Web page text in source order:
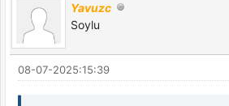
Yavuzc
Soylu
08-07-2025:15:39